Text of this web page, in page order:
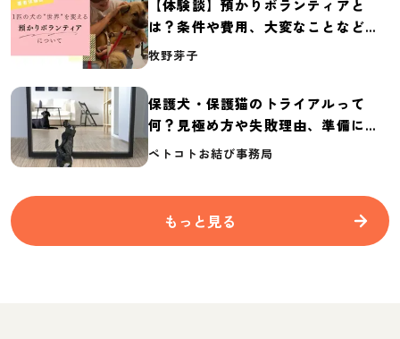
【体験談】預かりボランティアと
は？条件や費用、大変なことなど紹
介
牧野芽子
保護犬・保護猫のトライアルって
何？見極め方や失敗理由、準備に必
要なものを紹介
ペトコトお結び事務局
もっと見る